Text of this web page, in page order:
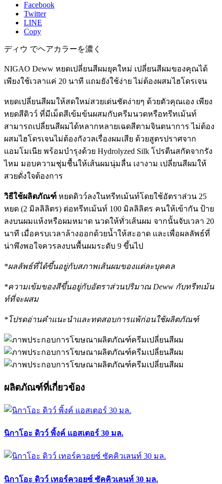
Facebook
Twitter
LINE
Copy
ディウ でヘアカラーを濃く
NIGAO Deww หยดเปลี่ยนสีผมยุคใหม่ เปลี่ยนสีผมของคุณได้
เพียงใช้เวลาแค่ 20 นาที แถมยังใช้ง่าย ไม่ต้องผสมไฮโดรเจน
หยดเปลี่ยนสีผมให้สดใหม่สวยเด่นชัดง่ายๆ ด้วยตัวคุณเอง เพียง
หยดสีดิวว์ ที่มีเม็ดสีเข้มข้นผสมกับครีมนวดหรือทรีทเม้นท์
สามารถเปลี่ยนสีผมได้หลากหลายเฉดสีตามจินตนาการ ไม่ต้อง
ผสมไฮโดรเจนไม่ต้องกังวลเรื่องผมเสีย ด้วยสูตรปราศจาก
แอมโมเนีย พร้อมบํารุงด้วย Hydrolyzed Silk โปรตีนสกัดจากรัง
ไหม มอบความชุ่มชื้นให้เส้นผมนุ่มลื่น เงางาม เปลี่ยนสีผมให้
สวยดั่งใจต้องการ
วิธีใช้ผลิตภัณฑ์ หยดดิวว์ลงในทรีทเม้นท์โดยใช้อัตราส่วน 25
หยด (2 มิลลิลิตร) ต่อทรีทเม้นท์ 100 มิลลิลิตร คนให้เข้ากัน ป้าย
ลงบนผมแห้งหรือผมหมาด นวดให้ทั่วเส้นผม จากนั้นจับเวลา 20
นาที เมื่อครบเวลาล้างออกด้วยน้ำให้สะอาด และเพื่อผลลัพธ์ที่
น่าพึงพอใจควรลงบนพื้นผมระดับ 9 ขึ้นไป
*ผลลัพธ์ที่ได้ขึ้นอยู่กับสภาพเส้นผมของแต่ละบุคคล
*ความเข้มของสีขึ้นอยู่กับอัตราส่วนปริมาณ Deww กับทรีทเม้น
ท์ที่จะผสม
*โปรดอ่านคำแนะนำและทดสอบการแพ้ก่อนใช้ผลิตภัณฑ์
ผลิตภัณฑ์ที่เกี่ยวข้อง
นิกาโอะ ดิวว์ พิ้งค์ แอสเตอร์ 30 มล.
นิกาโอะ ดิวว์ เทอร์ควอยซ์ ซัคคิวเลนท์ 30 มล.